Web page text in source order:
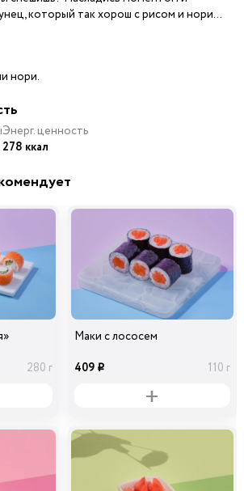
который так хорош с рисом и нори…
нори.
Энерг. ценность
278 ккал
280 г
Маки с лососем
409 i 110 г